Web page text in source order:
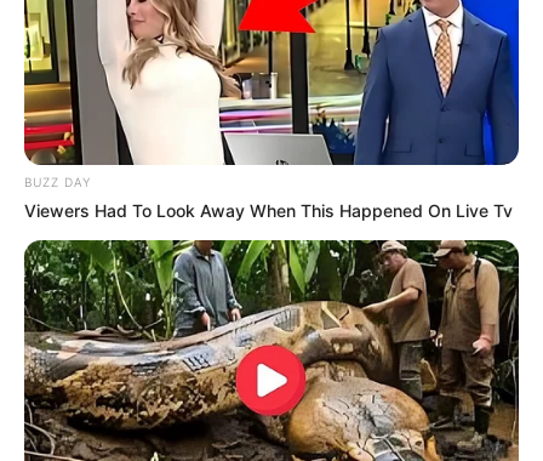
BUZZ DAY
Viewers Had To Look Away When This Happened On Live Tv